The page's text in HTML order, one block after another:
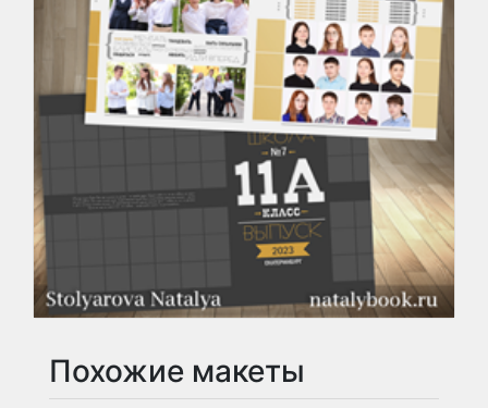
Похожие макеты